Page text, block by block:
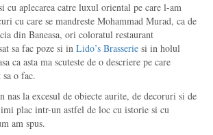
cu aplecarea catre luxul oriental pe care l-am
cu care se mandreste Mohammad Murad, ca de
din Baneasa, ori coloratul restaurant
sa fac poze si in Lido’s Brasserie si in holul
ca asta ma scuteste de o descriere pe care
o fac.
la excesul de obiecte aurite, de decoruri si de
plac intr-un astfel de loc cu istorie si cu
am spus.